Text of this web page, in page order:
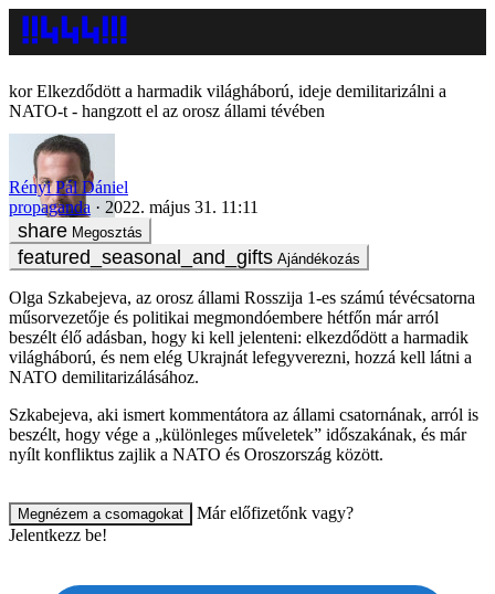
Elkezdődött a harmadik világháború, ideje demilitarizálni a
NATO-t - hangzott el az orosz állami tévében
Rényi Pál Dániel
propaganda
2022. május 31. 11:11
Megosztás
Ajándékozás
Olga Szkabejeva, az orosz állami Rosszija 1-es számú tévécsatorna
műsorvezetője és politikai megmondóembere hétfőn már arról
beszélt élő adásban, hogy ki kell jelenteni: elkezdődött a harmadik
világháború, és nem elég Ukrajnát lefegyverezni, hozzá kell látni a
NATO demilitarizálásához.
Szkabejeva, aki ismert kommentátora az állami csatornának, arról is
beszélt, hogy vége a „különleges műveletek” időszakának, és már
nyílt konfliktus zajlik a NATO és Oroszország között.
Megnézem a csomagokat
Már előfizetőnk vagy?
Jelentkezz be!